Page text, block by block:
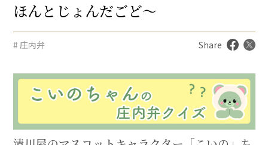
ほんとじょんだごど～
# 庄内弁 Share